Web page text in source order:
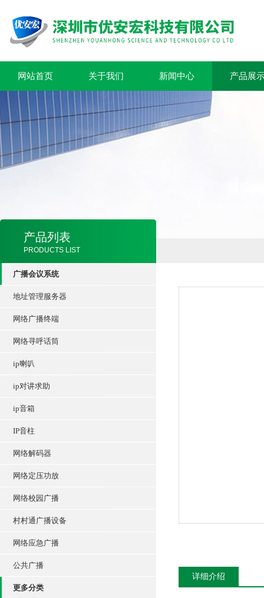
网站首页 关于我们 新闻中心 产品展
产品列表
PRODUCTS LIST
广播会议系统
地址管理服务器
网络广播终端
网络寻呼话筒
ip喇叭
ip对讲求助
ip音箱
IP音柱
网络解码器
网络定压功放
网络校园广播
村村通广播设备
网络应急广播
公共广播
更多分类
详细介绍